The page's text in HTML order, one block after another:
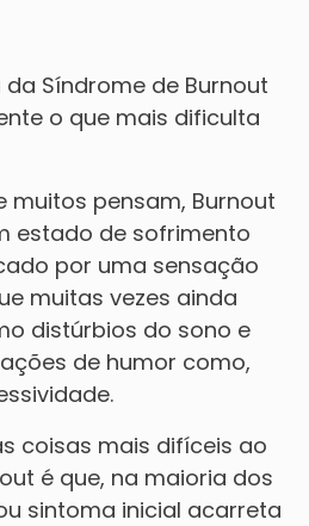
Síndrome de Burnout
o que mais dificulta
muitos pensam, Burnout
estado de sofrimento
por uma sensação
muitas vezes ainda
distúrbios do sono e
de humor como,
coisas mais difíceis ao
é que, na maioria dos
sintoma inicial acarreta